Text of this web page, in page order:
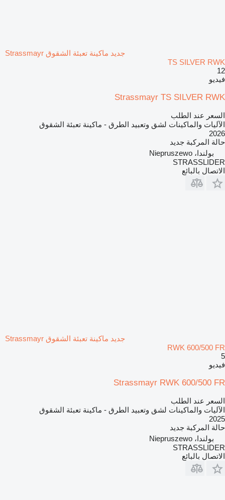
جديد ماكينة تعبئة الشقوق Strassmayr
TS SILVER RWK
12
فيديو
Strassmayr TS SILVER RWK
السعر عند الطلب
الآليات والماكينات لشق وتعبيد الطرق - ماكينة تعبئة الشقوق
2026
حالة المركبة جديد
بولندا، Niepruszewo
STRASSLIDER
الاتصال بالبائع
جديد ماكينة تعبئة الشقوق Strassmayr
RWK 600/500 FR
5
فيديو
Strassmayr RWK 600/500 FR
السعر عند الطلب
الآليات والماكينات لشق وتعبيد الطرق - ماكينة تعبئة الشقوق
2025
حالة المركبة جديد
بولندا، Niepruszewo
STRASSLIDER
الاتصال بالبائع